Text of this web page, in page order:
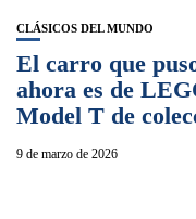
CLÁSICOS DEL MUNDO
El carro que
ahora es de
Model T de
9 de marzo de 2026